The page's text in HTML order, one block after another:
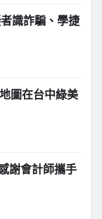
識詐騙、學捷
圖在台中綠美
謝會計師攜手